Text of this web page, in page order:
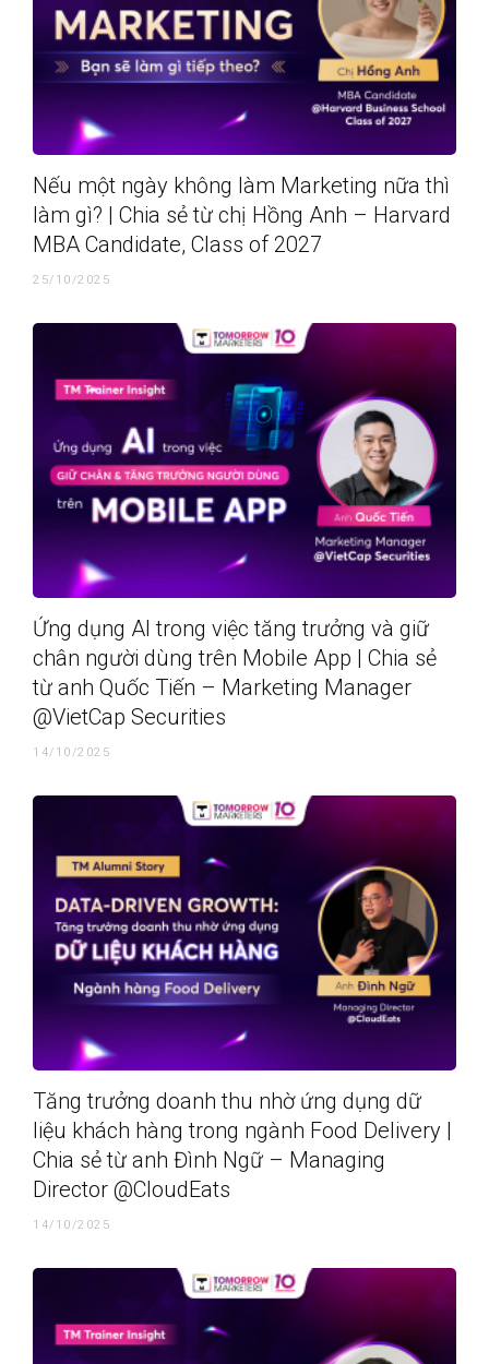
Nếu một ngày không làm Marketing nữa thì
làm gì? | Chia sẻ từ chị Hồng Anh – Harvard
MBA Candidate, Class of 2027
25/10/2025
Ứng dụng AI trong việc tăng trưởng và giữ
chân người dùng trên Mobile App | Chia sẻ
từ anh Quốc Tiến – Marketing Manager
@VietCap Securities
14/10/2025
Tăng trưởng doanh thu nhờ ứng dụng dữ
liệu khách hàng trong ngành Food Delivery |
Chia sẻ từ anh Đình Ngữ – Managing
Director @CloudEats
14/10/2025